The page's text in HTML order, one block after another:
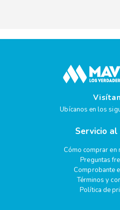
Ubícanos en los
Servicio
Cómo comprar en
Preguntas
Comprobante
Términos y
Política de